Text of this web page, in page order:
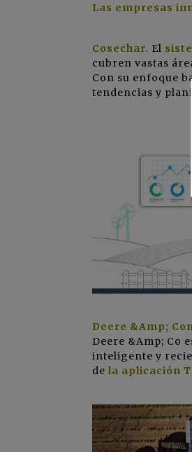
Las empresas
Cosechar. El
cubren vastas
Con su enfoque
tendencias y
Deere &Amp;
Deere &Amp; Co
inteligente y
de la aplicación